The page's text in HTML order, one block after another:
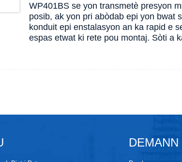
WP401BS se yon transmetè presyon
posib, ak yon pri abòdab epi yon bwat
konduit epi enstalasyon an ka rapid e
espas etwat ki rete pou montaj. Sòti a
DEMANN